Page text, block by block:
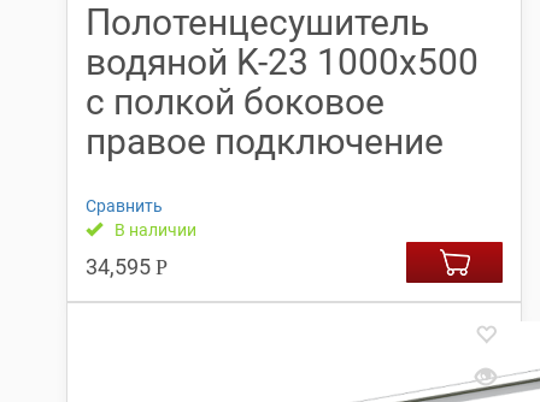
Полотенцесушитель
водяной K-23 1000х500
с полкой боковое
правое подключение
Сравнить
В наличии
34,595 Р